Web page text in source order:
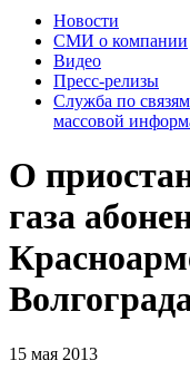
Новости
СМИ о компании
Видео
Пресс-релизы
Служба по
массовой
О
газа
15 мая 2013